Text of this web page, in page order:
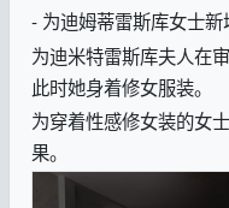
- 为迪姆蒂雷斯库女士新
为迪米特雷斯库夫人在
此时她身着修女服装。
为穿着性感修女装的女
果。